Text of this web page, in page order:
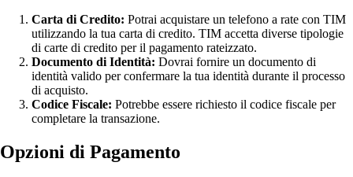
Carta di Credito: Potrai acquistare un telefono a rate con TIM
utilizzando la tua carta di credito. TIM accetta diverse tipologie
di carte di credito per il pagamento rateizzato.
Documento di Identità: Dovrai fornire un documento di
identità valido per confermare la tua identità durante il processo
di acquisto.
Codice Fiscale: Potrebbe essere richiesto il codice fiscale per
completare la transazione.
Opzioni di Pagamento